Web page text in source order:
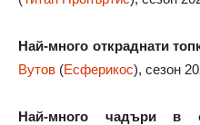
Най-много откраднати
Вутов (Есферикос), сезон
Най-много чадъри в